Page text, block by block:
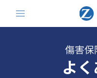
傷害
よ